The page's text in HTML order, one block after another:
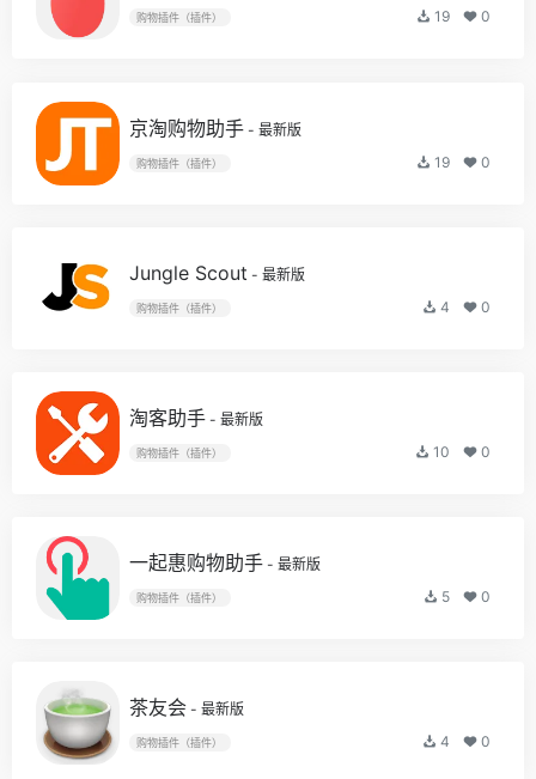
购物插件（插件） 19 0
京淘购物助手 - 最新版
购物插件（插件） 19 0
Jungle Scout - 最新版
购物插件（插件） 4 0
淘客助手 - 最新版
购物插件（插件） 10 0
一起惠购物助手 - 最新版
购物插件（插件） 5 0
茶友会 - 最新版
购物插件（插件） 4 0